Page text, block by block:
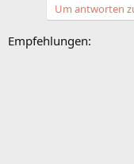
Um antworten
Empfehlungen: